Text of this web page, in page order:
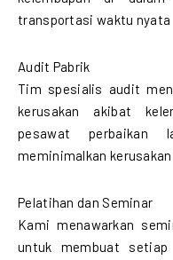
transportasi waktu nyata
Audit Pabrik
Tim spesialis audit
kerusakan akibat
pesawat perbaikan
meminimalkan
Pelatihan dan Seminar
Kami menawarkan
untuk membuat